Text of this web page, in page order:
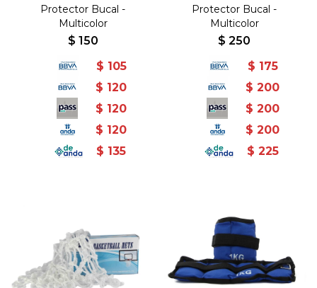
Protector Bucal -
Multicolor
$ 150
$ 105
$ 120
$ 120
$ 120
$ 135
Protector Bucal -
Multicolor
$ 250
$ 175
$ 200
$ 200
$ 200
$ 225